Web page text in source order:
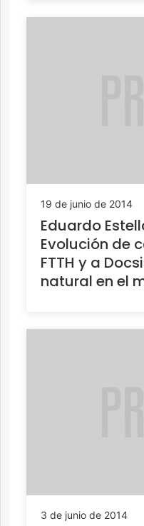
19 de junio de 2014
Eduardo
Evolución de
FTTH y a
natural en el
3 de junio de 2014